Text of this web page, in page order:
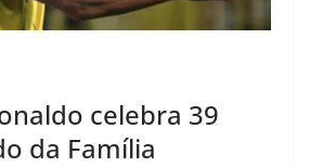
celebra 39
da Família